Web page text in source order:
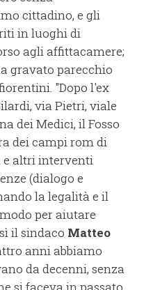
cittadino, e gli
in luoghi di
agli affittacamere;
gravato parecchio
"Dopo l'ex
via Pietri, viale
dei Medici, il Fosso
dei campi rom di
e altri interventi
(dialogo e
la legalità e il
per aiutare
il sindaco Matteo
anni abbiamo
da decenni, senza